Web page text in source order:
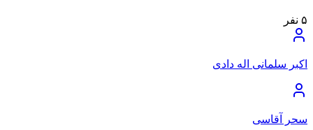
۵ نفر
اکبر سلمانی اله دادی
سحر آقاسی